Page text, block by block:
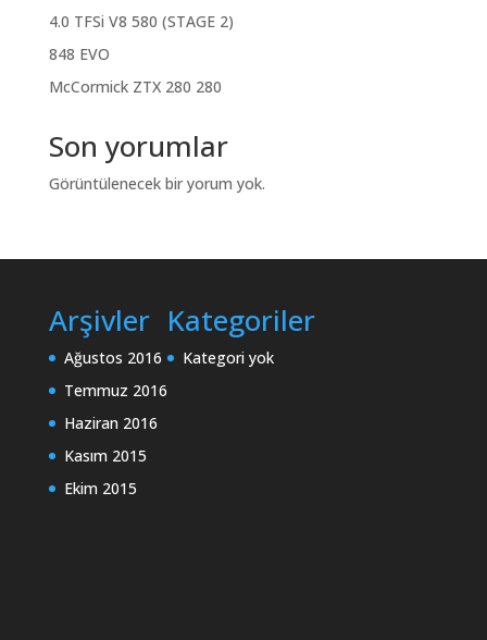
4.0 TFSi V8 580 (STAGE 2)
848 EVO
McCormick ZTX 280 280
Son yorumlar
Görüntülenecek bir yorum yok.
Arşivler
Ağustos 2016
Temmuz 2016
Haziran 2016
Kasım 2015
Ekim 2015
Kategoriler
Kategori yok